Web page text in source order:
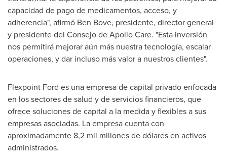
capacidad de pago de medicamentos, acceso, y
adherencia", afirmó Ben Bove, presidente, director general
y presidente del Consejo de Apollo Care. "Esta inversión
nos permitirá mejorar aún más nuestra tecnología, escalar
operaciones, y dar incluso más valor a nuestros clientes".
Flexpoint Ford es una empresa de capital privado enfocada
en los sectores de salud y de servicios financieros, que
ofrece soluciones de capital a la medida y flexibles a sus
empresas asociadas. La empresa cuenta con
aproximadamente 8,2 mil millones de dólares en activos
administrados.